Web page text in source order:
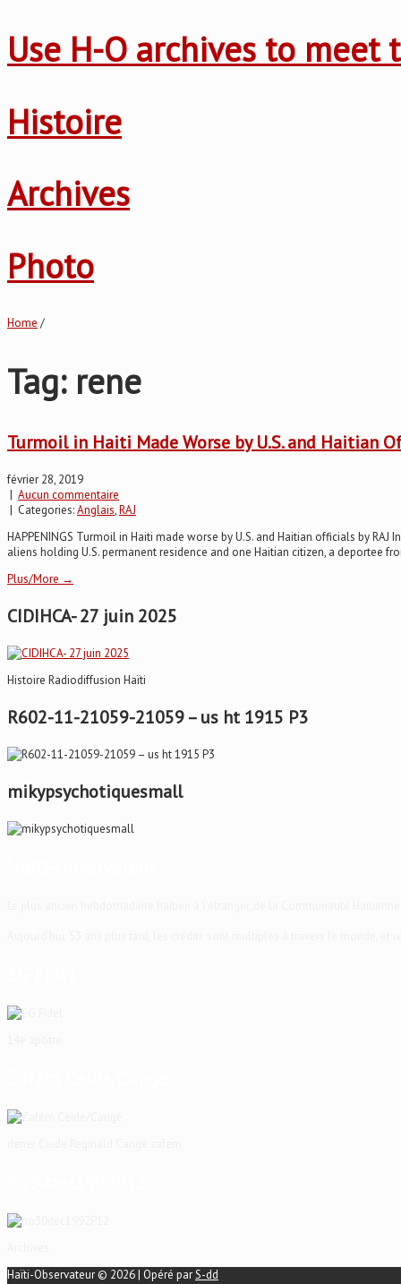
Use H-O archives to meet
Histoire
Archives
Photo
Home /
Tag: rene
Turmoil in Haiti Made Worse by U.S. and Haitian
février 28, 2019
| Aucun commentaire
| Categories:Anglais,RAJ
HAPPENINGS Turmoil in Haiti made worse by U.S. and Haitian officials by
aliens holding U.S. permanent residence and one Haitian citizen, a deportee
Plus/More →
CIDIHCA- 27 juin 2025
Histoire Radiodiffusion Haïti
R602-11-21059-21059 – us ht 1915 P3
mikypsychotiquesmall
Haïti-Observateur © 2026 | Opéré parS-dd